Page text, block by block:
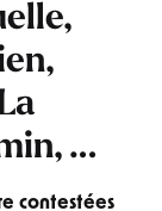
…
contestées